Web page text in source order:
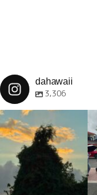
dahawaii
3,306